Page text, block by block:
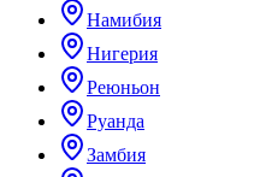
Намибия
Нигерия
Реюньон
Руанда
Замбия